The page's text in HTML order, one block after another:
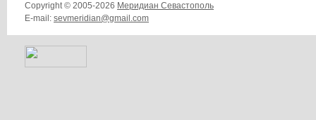
Copyright © 2005-2026 Меридиан Севастополь
E-mail: sevmeridian@gmail.com